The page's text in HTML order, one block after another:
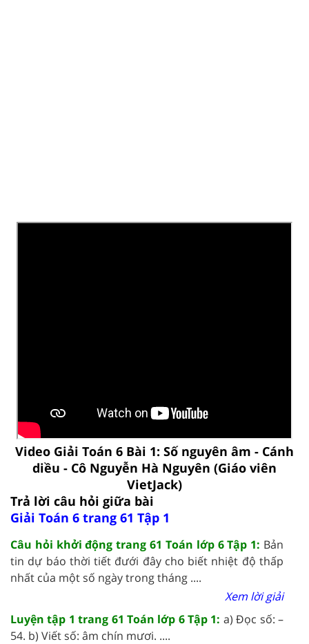
Video Giải Toán 6 Bài 1: Số nguyên âm - Cánh
diều - Cô Nguyễn Hà Nguyên (Giáo viên
VietJack)
Trả lời câu hỏi giữa bài
Giải Toán 6 trang 61 Tập 1
Câu hỏi khởi động trang 61 Toán lớp 6 Tập 1: Bản
tin dự báo thời tiết đưới đây cho biết nhiệt độ thấp
nhất của một số ngày trong tháng ....
Xem lời giải
Luyện tập 1 trang 61 Toán lớp 6 Tập 1: a) Đọc số: –
54. b) Viết số: âm chín mươi. ....